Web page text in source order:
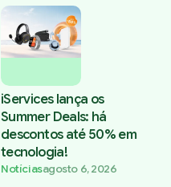
iServices lança os
Summer Deals: há
descontos até 50% em
tecnologia!
Notíciasagosto 6, 2026